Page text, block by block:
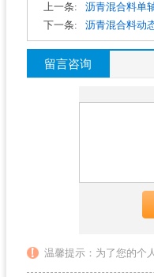
上一条:
沥青混合料单
下一条:
沥青混合料动
留言咨询
温馨提示：为了您的个